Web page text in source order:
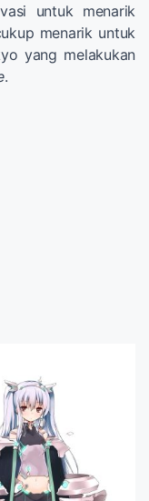
untuk menarik
menarik untuk
yang melakukan
.